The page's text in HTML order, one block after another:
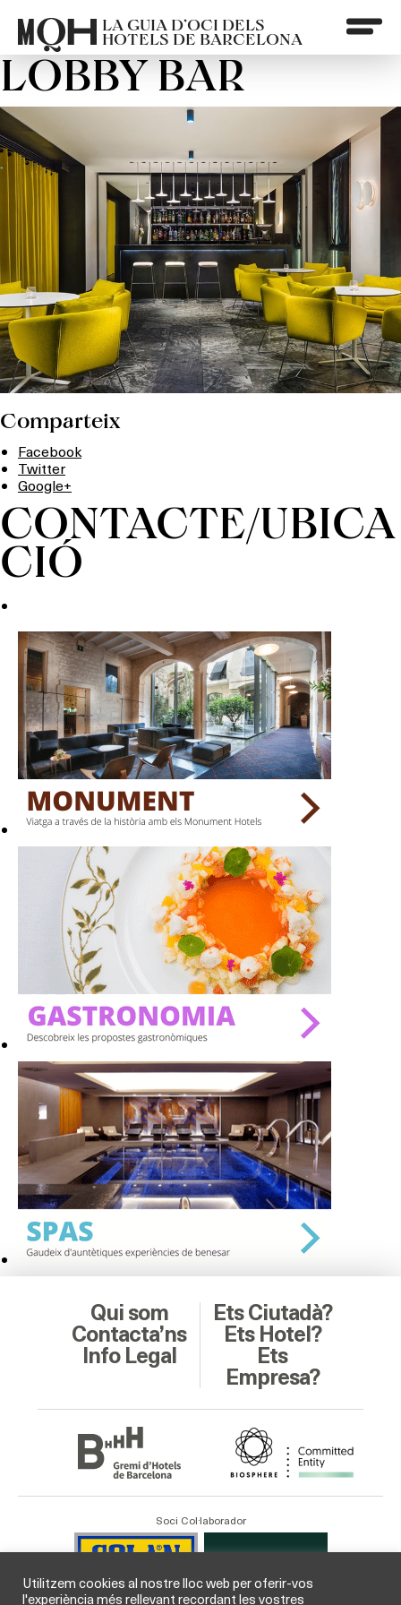
LA GUIA D’OCI DELS
HOTELS DE BARCELONA
Què vols fer?
HOTELS
TERRASSES
BARS
SPAS
RESTAURANTS
SALES
Activitats
On?
LOBBY BAR
Comparteix
Facebook
Twitter
Google+
CONTACTE/UBICA
CIÓ
Qui som
Contacta’ns
Info Legal
Ets Ciutadà?
Ets Hotel?
Ets
Empresa?
Soci Col·laborador
Utilitzem cookies al nostre lloc web per oferir-vos
l'experiència més rellevant recordant les vostres